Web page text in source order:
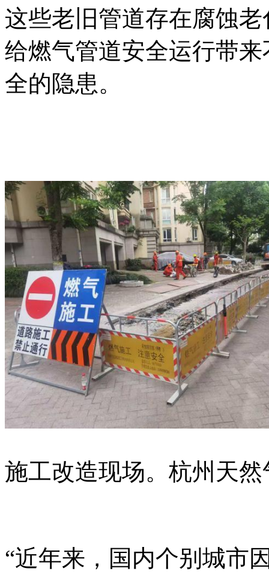
这些老旧管道存在腐蚀
给燃气管道安全运行带
全的隐患。
施工改造现场。杭州天
“近年来，国内个别城市